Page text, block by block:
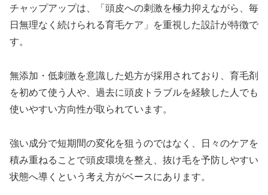
チャップアップは、「頭皮への刺激を極力抑えながら、毎
日無理なく続けられる育毛ケア」を重視した設計が特徴で
す。
無添加・低刺激を意識した処方が採用されており、育毛剤
を初めて使う人や、過去に頭皮トラブルを経験した人でも
使いやすい方向性が取られています。
強い成分で短期間の変化を狙うのではなく、日々のケアを
積み重ねることで頭皮環境を整え、抜け毛を予防しやすい
状態へ導くという考え方がベースにあります。